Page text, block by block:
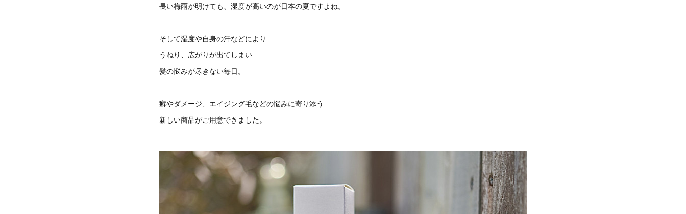
長い梅雨が明けても、湿度が高いのが日本の夏ですよね。
そして湿度や自身の汗などにより
うねり、広がりが出てしまい
髪の悩みが尽きない毎日。
癖やダメージ、エイジング毛などの悩みに寄り添う
新しい商品がご用意できました。